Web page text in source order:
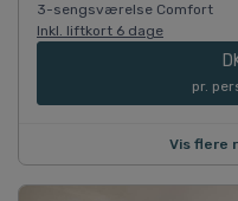
3-sengsværelse Comfort
Inkl. liftkort 6 dage
pr.
Vis flere